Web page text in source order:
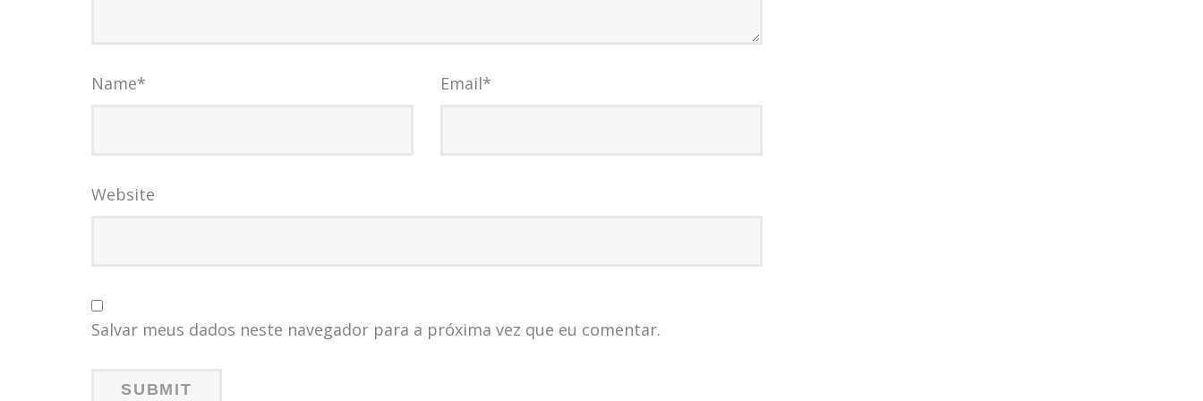
Name* Email*
Website
Salvar meus dados neste navegador para a próxima vez que eu comentar.